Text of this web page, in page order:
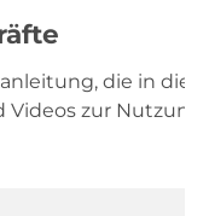
die in die
zur Nutzung